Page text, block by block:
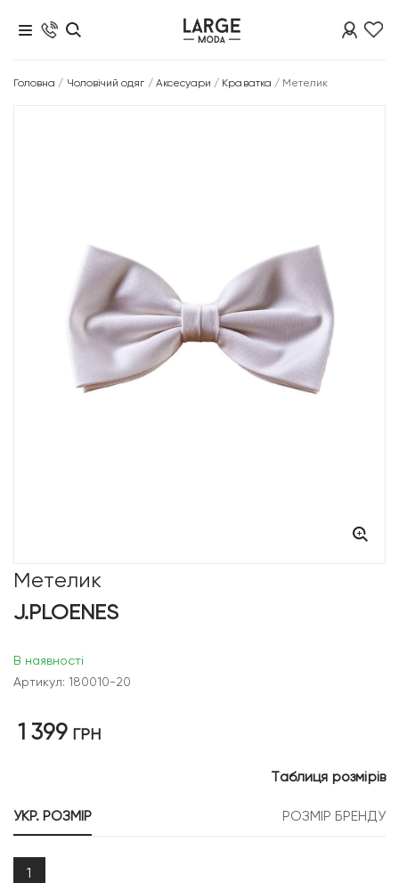
Головна / Чоловічий одяг / Аксесуари / Краватка / Метелик
Метелик
J.PLOENES
В наявності
Артикул: 180010-20
1 399 ГРН
УКР. РОЗМІР РОЗМІР БРЕНДУ
Таблиця розмірів
1